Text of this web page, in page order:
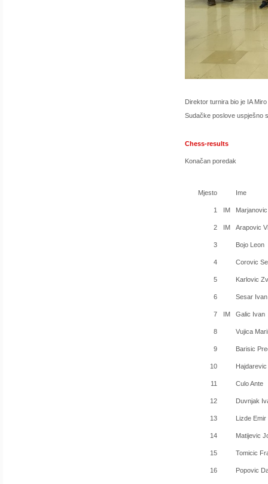
Direktor turnira bio je IA
Sudačke poslove uspješno
Chess-results
Konačan poredak
Mjesto Ime
1 IM
2 IM Arapovic
3 Bojo Leon
4 Corovic
5 Karlovic
6 Sesar Ivan
7 IM Galic Ivan
8 Vujica
9 Barisic
10
11 Culo Ante
12 Duvnjak
13 Lizde Emir
14 Matijevic
15 Tomicic
16 Popovic